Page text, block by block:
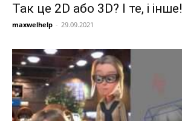
Так це 2D або 3D? І те, і інше!
maxwelhelp - 29.09.2021